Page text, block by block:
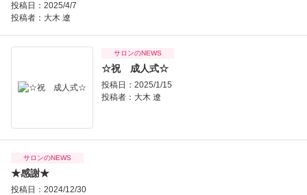
投稿日：2025/4/7
投稿者： 大木 遼
サロンのNEWS
☆祝 成人式☆
投稿日：2025/1/15
投稿者： 大木 遼
サロンのNEWS
★感謝★
投稿日：2024/12/30